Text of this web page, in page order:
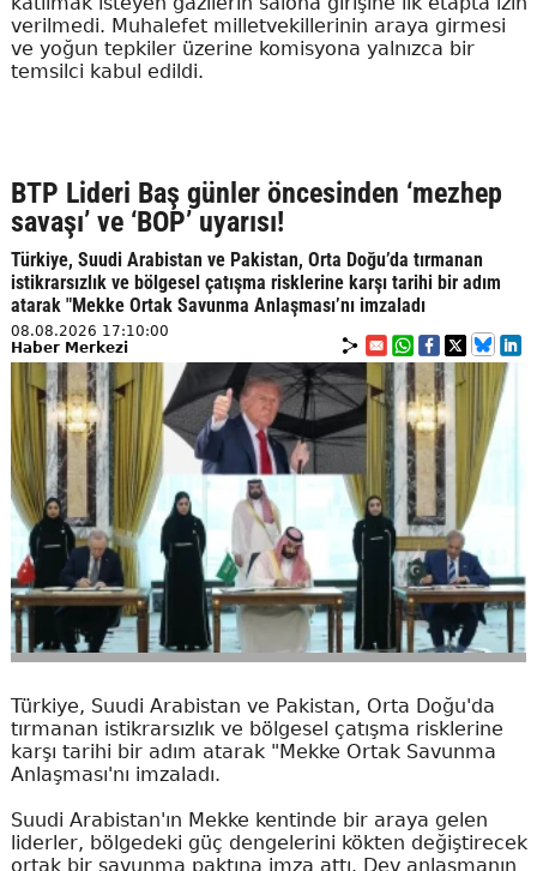
verilmedi. Muhalefet milletvekillerinin araya girmesi
ve yoğun tepkiler üzerine komisyona yalnızca bir
temsilci kabul edildi.
BTP Lideri Baş günler öncesinden ‘mezhep
savaşı’ ve ‘BOP’ uyarısı!
Türkiye, Suudi Arabistan ve Pakistan, Orta Doğu’da tırmanan
istikrarsızlık ve bölgesel çatışma risklerine karşı tarihi bir adım
atarak "Mekke Ortak Savunma Anlaşması’nı imzaladı
08.08.2026 17:10:00
Haber Merkezi
Türkiye, Suudi Arabistan ve Pakistan, Orta Doğu'da
tırmanan istikrarsızlık ve bölgesel çatışma risklerine
karşı tarihi bir adım atarak "Mekke Ortak Savunma
Anlaşması'nı imzaladı.
Suudi Arabistan'ın Mekke kentinde bir araya gelen
liderler, bölgedeki güç dengelerini kökten değiştirecek
ortak bir savunma paktına imza attı. Dev anlaşmanın